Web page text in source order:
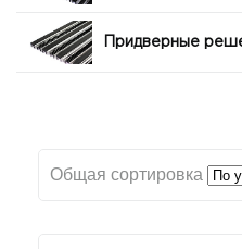
Придверные
Общая сортировка